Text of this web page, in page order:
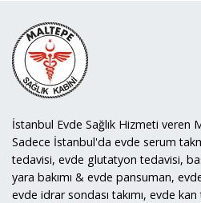
İstanbul Evde Sağlık Hizmeti veren
Sadece İstanbul'da evde serum
tedavisi, evde glutatyon tedavisi,
yara bakımı & evde pansuman,
evde idrar sondası takımı, evde